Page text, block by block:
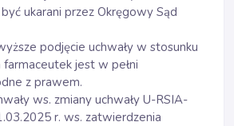
ukarani przez Okręgowy Sąd
podjęcie uchwały w stosunku
jest w pełni
z prawem.
ws. zmiany uchwały U-RSIA-
r. ws. zatwierdzenia